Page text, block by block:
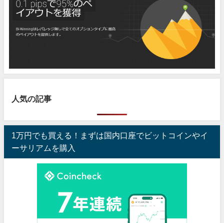
人気の記事
1万円でも買える！まずは国内口座でビットコインやイ
ーサリアムを購入